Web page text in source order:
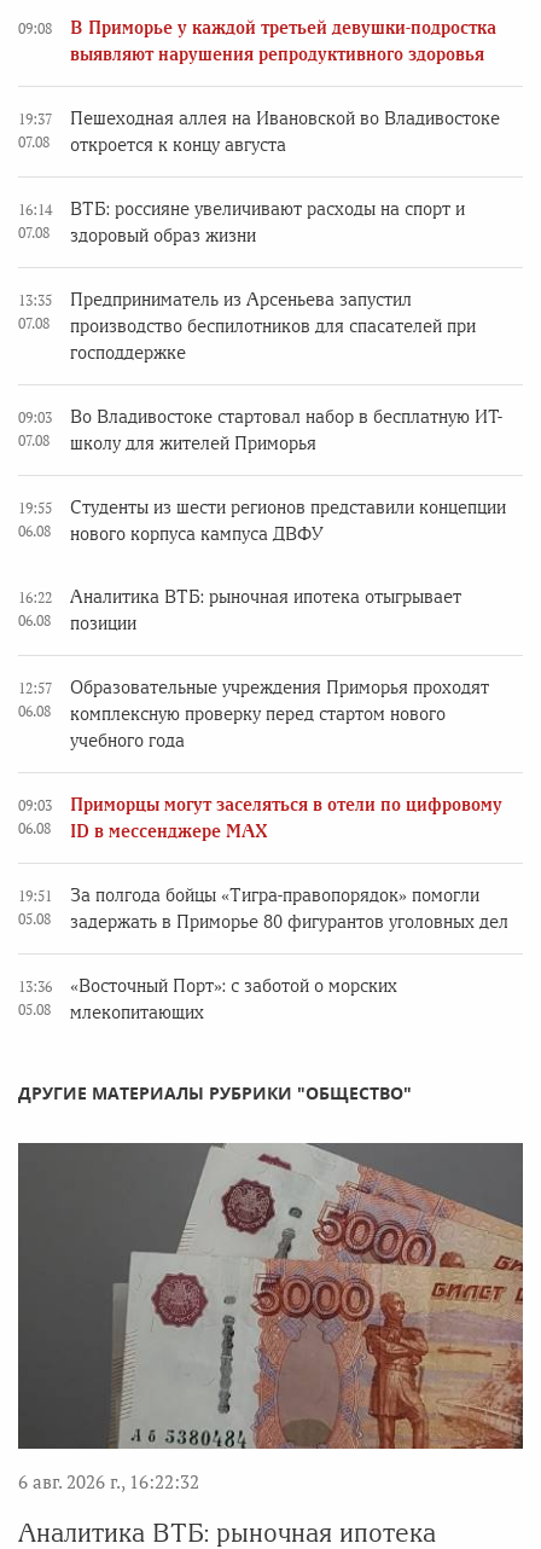
09:08
В Приморье у каждой третьей девушки-подростка
выявляют нарушения репродуктивного здоровья
19:37
07.08
Пешеходная аллея на Ивановской во Владивостоке
откроется к концу августа
16:14
07.08
ВТБ: россияне увеличивают расходы на спорт и
здоровый образ жизни
13:35
07.08
Предприниматель из Арсеньева запустил
производство беспилотников для спасателей при
господдержке
09:03
07.08
Во Владивостоке стартовал набор в бесплатную ИТ-
школу для жителей Приморья
19:55
06.08
Студенты из шести регионов представили концепции
нового корпуса кампуса ДВФУ
16:22
06.08
Аналитика ВТБ: рыночная ипотека отыгрывает
позиции
12:57
06.08
Образовательные учреждения Приморья проходят
комплексную проверку перед стартом нового
учебного года
09:03
06.08
Приморцы могут заселяться в отели по цифровому
ID в мессенджере MAX
19:51
05.08
За полгода бойцы «Тигра-правопорядок» помогли
задержать в Приморье 80 фигурантов уголовных дел
13:36
05.08
«Восточный Порт»: с заботой о морских
млекопитающих
ДРУГИЕ МАТЕРИАЛЫ РУБРИКИ "ОБЩЕСТВО"
6 авг. 2026 г., 16:22:32
Аналитика ВТБ: рыночная ипотека